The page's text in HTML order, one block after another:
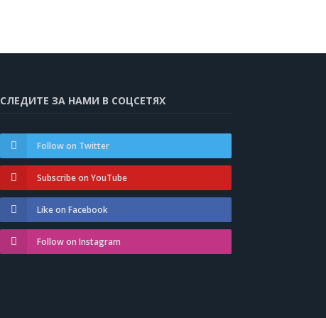
СЛЕДИТЕ ЗА НАМИ В СОЦСЕТЯХ
Follow on Twitter
Subscribe on YouTube
Like on Facebook
Follow on Instagram